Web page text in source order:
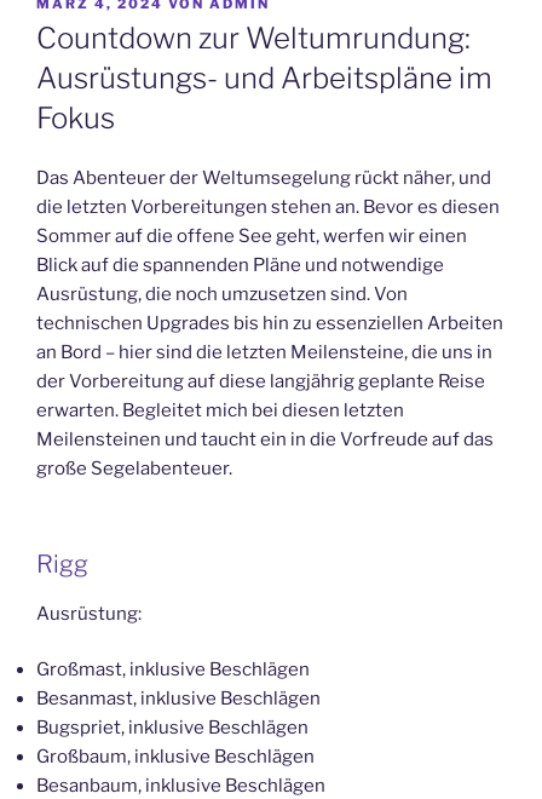
AM
MÄRZ 4, 2024 VON ADMIN
Countdown zur Weltumrundung:
Ausrüstungs- und Arbeitspläne im
Fokus
Das Abenteuer der Weltumsegelung rückt näher, und
die letzten Vorbereitungen stehen an. Bevor es diesen
Sommer auf die offene See geht, werfen wir einen
Blick auf die spannenden Pläne und notwendige
Ausrüstung, die noch umzusetzen sind. Von
technischen Upgrades bis hin zu essenziellen Arbeiten
an Bord – hier sind die letzten Meilensteine, die uns in
der Vorbereitung auf diese langjährig geplante Reise
erwarten. Begleitet mich bei diesen letzten
Meilensteinen und taucht ein in die Vorfreude auf das
große Segelabenteuer.
Rigg
Ausrüstung:
Großmast, inklusive Beschlägen
Besanmast, inklusive Beschlägen
Bugspriet, inklusive Beschlägen
Großbaum, inklusive Beschlägen
Besanbaum, inklusive Beschlägen